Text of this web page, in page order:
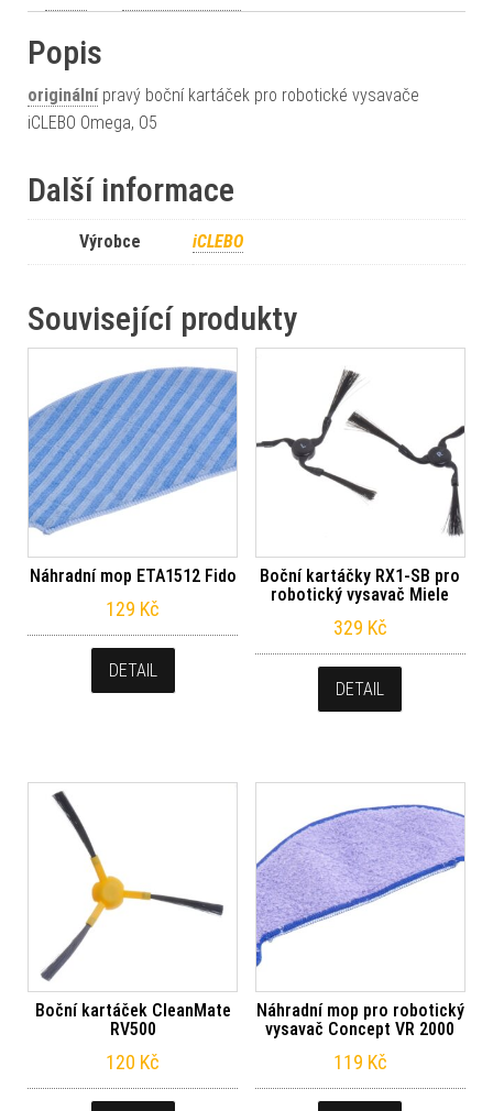
Popis
originálnípravý boční kartáček pro robotické vysavače
iCLEBO Omega, O5
Další informace
Výrobce iCLEBO
Související produkty
Náhradní mop ETA1512 Fido
129 Kč
DETAIL
Boční kartáčky RX1-SB pro
robotický vysavač Miele
329 Kč
DETAIL
Boční kartáček CleanMate
RV500
120 Kč
Náhradní mop pro robotický
vysavač Concept VR 2000
119 Kč